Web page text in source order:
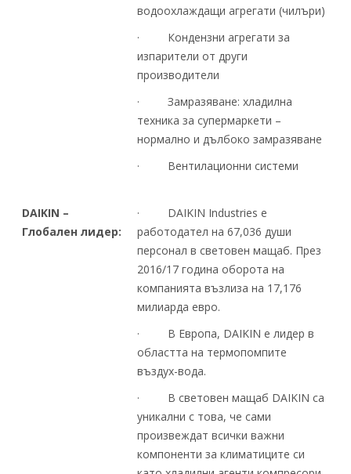
водоохлаждащи агрегати (чилъри)
· Кондензни агрегати за
изпарители от други
производители
· Замразяване: хладилна
техника за супермаркети –
нормално и дълбоко замразяване
· Вентилационни системи
DAIKIN –
Глобален лидер:
· DAIKIN Industries е
работодател на 67,036 души
персонал в световен мащаб. През
2016/17 година оборота на
компанията възлиза на 17,176
милиарда евро.
· В Европа, DAIKIN е лидер в
областта на термопомпите
въздух-вода.
· В световен мащаб DAIKIN са
уникални с това, че сами
произвеждат всички важни
компоненти за климатиците си